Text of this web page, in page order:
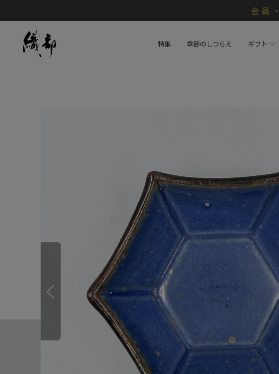
会員
特集 季節のしつらえ ギフト